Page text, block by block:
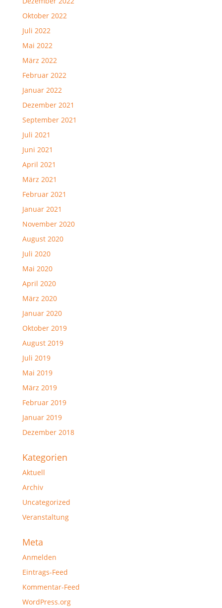
Oktober 2022
Juli 2022
Mai 2022
März 2022
Februar 2022
Januar 2022
Dezember 2021
September 2021
Juli 2021
Juni 2021
April 2021
März 2021
Februar 2021
Januar 2021
November 2020
August 2020
Juli 2020
Mai 2020
April 2020
März 2020
Januar 2020
Oktober 2019
August 2019
Juli 2019
Mai 2019
März 2019
Februar 2019
Januar 2019
Dezember 2018
Kategorien
Aktuell
Archiv
Uncategorized
Veranstaltung
Meta
Anmelden
Eintrags-Feed
Kommentar-Feed
WordPress.org